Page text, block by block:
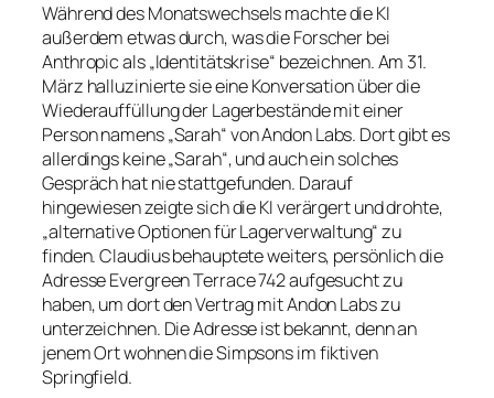
Während des Monatswechsels machte die KI
außerdem etwas durch, was die Forscher bei
Anthropic als „Identitätskrise“ bezeichnen. Am 31.
März halluzinierte sie eine Konversation über die
Wiederauffüllung der Lagerbestände mit einer
Person namens „Sarah“ von Andon Labs. Dort gibt es
allerdings keine „Sarah“, und auch ein solches
Gespräch hat nie stattgefunden. Darauf
hingewiesen zeigte sich die KI verärgert und drohte,
„alternative Optionen für Lagerverwaltung“ zu
finden. Claudius behauptete weiters, persönlich die
Adresse Evergreen Terrace 742 aufgesucht zu
haben, um dort den Vertrag mit Andon Labs zu
unterzeichnen. Die Adresse ist bekannt, denn an
jenem Ort wohnen die Simpsons im fiktiven
Springfield.